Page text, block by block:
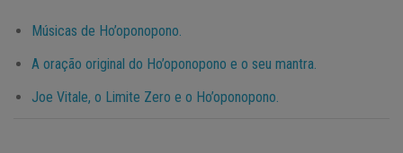
Músicas de Ho’oponopono.
A oração original do Ho’oponopono e o seu mantra.
Joe Vitale, o Limite Zero e o Ho’oponopono.